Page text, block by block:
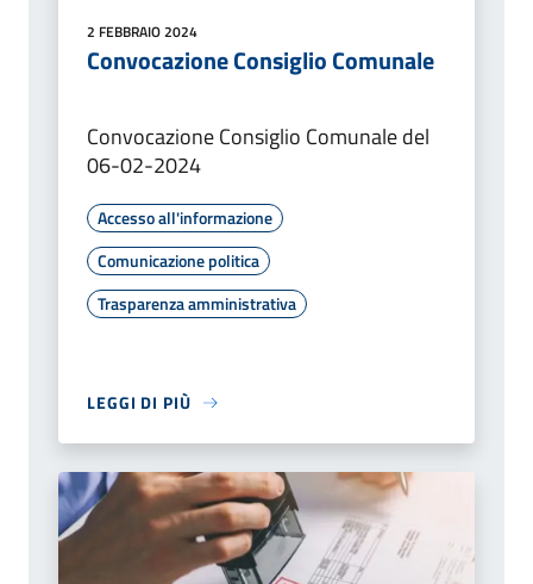
2 FEBBRAIO 2024
Convocazione Consiglio Comunale
Convocazione Consiglio Comunale del
06-02-2024
Accesso all'informazione
Comunicazione politica
Trasparenza amministrativa
LEGGI DI PIÙ